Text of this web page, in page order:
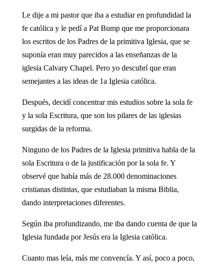
Le dije a mi pastor que iba a estudiar en profundidad la
fe católica y le pedí a Pat Bump que me proporcionara
los escritos de los Padres de la primitiva Iglesia, que se
suponía eran muy parecidos a las enseñanzas de la
iglesia Calvary Chapel. Pero yo descubrí que eran
semejantes a las ideas de 1a Iglesia católica.
Después, decidí concentrar mis estudios sobre la sola fe
y la sola Escritura, que son los pilares de las iglesias
surgidas de la reforma.
Ninguno de los Padres de la Iglesia primitiva habla de la
sola Escritura o de la justificación por la sola fe. Y
observé que había más de 28.000 denominaciones
cristianas distintas, que estudiaban la misma Biblia,
dando interpretaciones diferentes.
Según iba profundizando, me iba dando cuenta de que la
Iglesia fundada por Jesús era la Iglesia católica.
Cuanto mas leía, más me convencía. Y así, poco a poco,